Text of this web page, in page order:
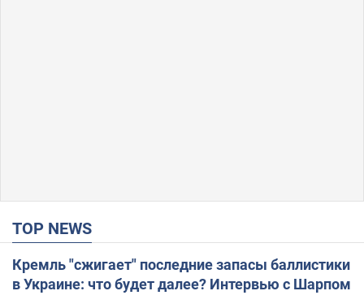
TOP NEWS
Кремль "сжигает" последние запасы баллистики
в Украине: что будет далее? Интервью с Шарпом